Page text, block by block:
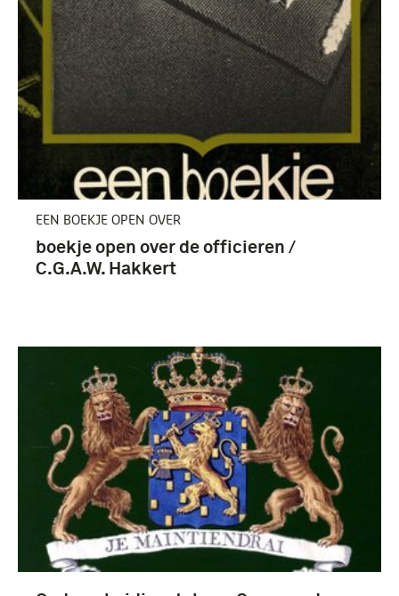
EEN BOEKJE OPEN OVER
boekje open over de officieren /
C.G.A.W. Hakkert